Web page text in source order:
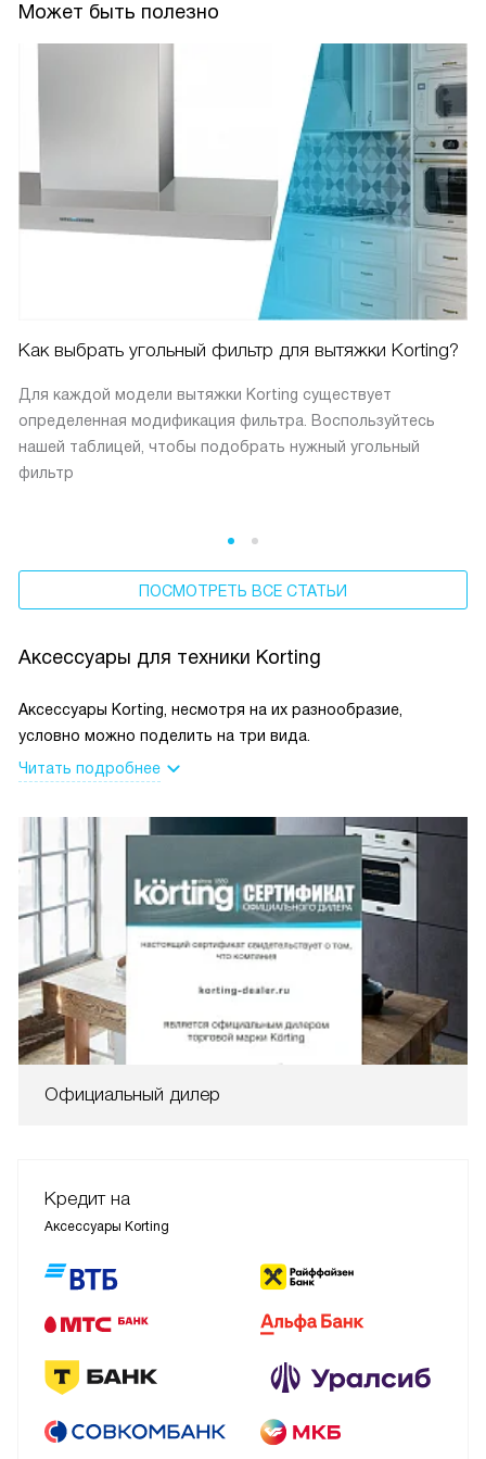
Может быть полезно
Как выбрать угольный фильтр для вытяжки Korting?
Для каждой модели вытяжки Korting существует
определенная модификация фильтра. Воспользуйтесь
нашей таблицей, чтобы подобрать нужный угольный
фильтр
ПОСМОТРЕТЬ ВСЕ СТАТЬИ
Аксессуары для техники Korting
Аксессуары Korting, несмотря на их разнообразие,
условно можно поделить на три вида.
Читать подробнее
Официальный дилер
Кредит на
Аксессуары Korting